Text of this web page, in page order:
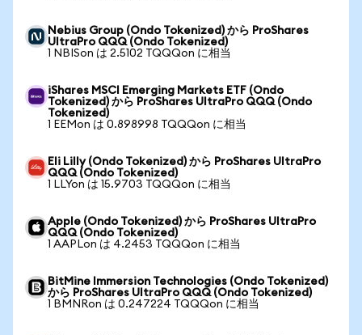
Nebius Group (Ondo Tokenized) から ProShares
UltraPro QQQ (Ondo Tokenized)
1 NBISon は 2.5102 TQQQon に相当
iShares MSCI Emerging Markets ETF (Ondo
Tokenized) から ProShares UltraPro QQQ (Ondo
Tokenized)
1 EEMon は 0.898998 TQQQon に相当
Eli Lilly (Ondo Tokenized) から ProShares UltraPro
QQQ (Ondo Tokenized)
1 LLYon は 15.9703 TQQQon に相当
Apple (Ondo Tokenized) から ProShares UltraPro
QQQ (Ondo Tokenized)
1 AAPLon は 4.2453 TQQQon に相当
BitMine Immersion Technologies (Ondo Tokenized)
から ProShares UltraPro QQQ (Ondo Tokenized)
1 BMNRon は 0.247224 TQQQon に相当